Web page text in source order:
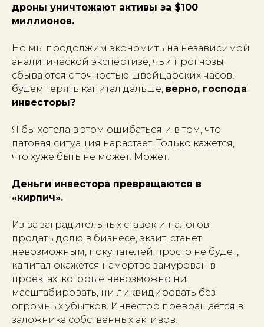
дроны уничтожают активы за $100
миллионов.
Но мы продолжим экономить на независимой
аналитической экспертизе, чьи прогнозы
сбываются с точностью швейцарских часов,
будем терять капитал дальше, верно, господа
инвесторы?
Я бы хотела в этом ошибаться и в том, что
патовая ситуация нарастает. Только кажется,
что хуже быть не может. Может.
Деньги инвестора превращаются в
«кирпич».
Из-за заградительных ставок и налогов
продать долю в бизнесе, экзит, станет
невозможным, покупателей просто не будет,
капитал окажется намертво замурован в
проектах, которые невозможно ни
масштабировать, ни ликвидировать без
огромных убытков. Инвестор превращается в
заложника собственных активов.